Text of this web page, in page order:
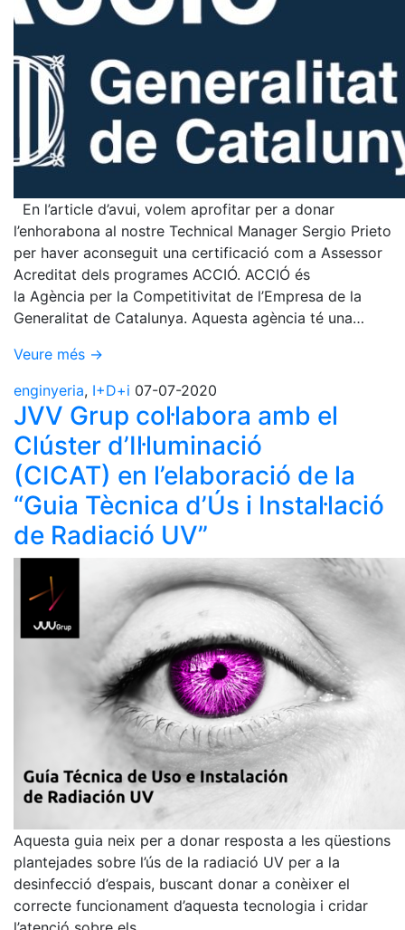
En l’article d’avui, volem aprofitar per a donar
l’enhorabona al nostre Technical Manager Sergio Prieto
per haver aconseguit una certificació com a Assessor
Acreditat dels programes ACCIÓ. ACCIÓ és
la Agència per la Competitivitat de l’Empresa de la
Generalitat de Catalunya. Aquesta agència té una…
Veure més →
enginyeria, I+D+i 07-07-2020
JVV Grup col·labora amb el
Clúster d’Il·luminació
(CICAT) en l’elaboració de la
“Guia Tècnica d’Ús i Instal·lació
de Radiació UV”
Aquesta guia neix per a donar resposta a les qüestions
plantejades sobre l’ús de la radiació UV per a la
desinfecció d’espais, buscant donar a conèixer el
correcte funcionament d’aquesta tecnologia i cridar